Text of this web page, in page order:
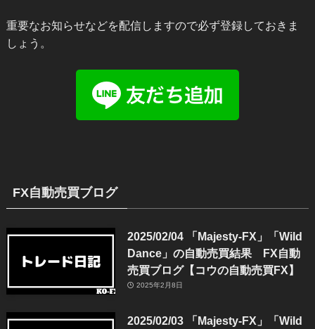
重要なお知らせなどを配信しますので必ず登録しておきま
しょう。
FX自動売買ブログ
2025/02/04 「Majesty-FX」「Wild
Dance」の自動売買結果 FX自動
売買ブログ【コウの自動売買FX】
2025年2月8日
2025/02/03 「Majesty-FX」「Wild